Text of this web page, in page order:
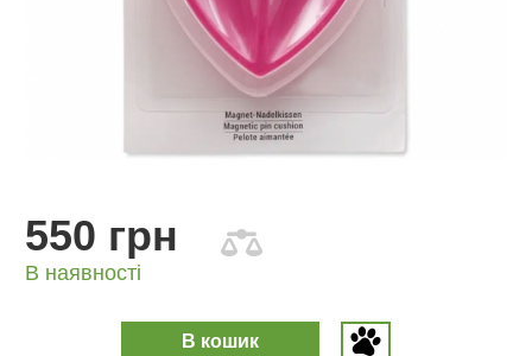
550 грн
В наявності
В кошик